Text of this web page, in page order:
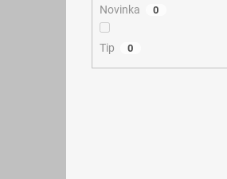
Novinka 0
Tip 0